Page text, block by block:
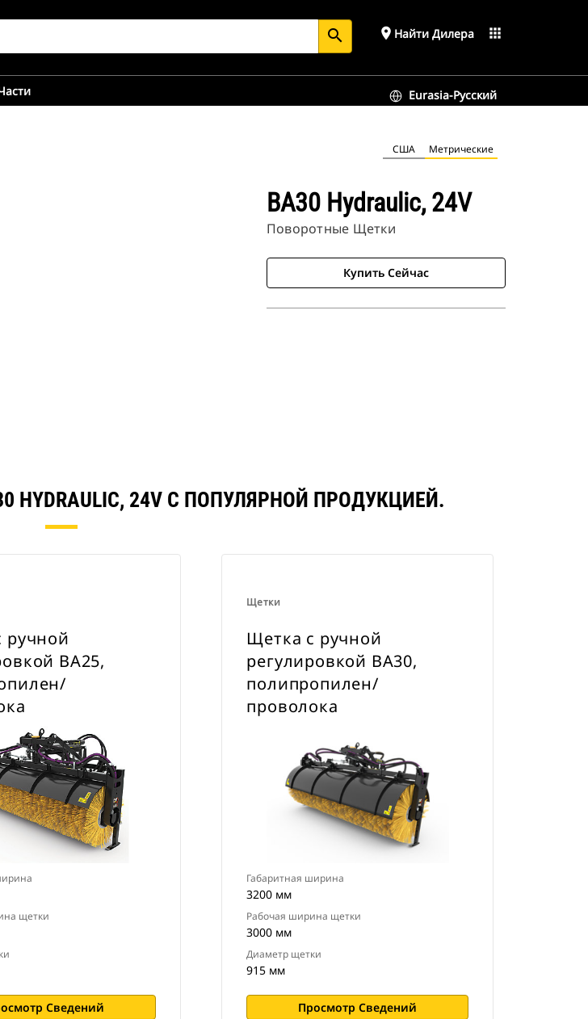
search place Найти Дилера apps
Eurasia-Русский
США Метрические
BA30 Hydraulic, 24V
Поворотные Щетки
Купить Сейчас
HYDRAULIC, 24V С ПОПУЛЯРНОЙ ПРОДУКЦИЕЙ.
ручной
BA25,
щетки
Сведений
Щетки
Щетка с ручной
регулировкой BA30,
полипропилен/
проволока
Габаритная ширина
3200 мм
Рабочая ширина щетки
3000 мм
Диаметр щетки
915 мм
Просмотр Сведений